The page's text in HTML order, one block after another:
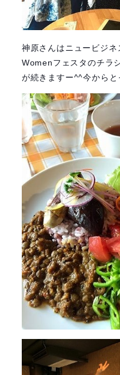
神原さんはニュービジ
Womenフェスタのチラ
が続きますー^^今からと